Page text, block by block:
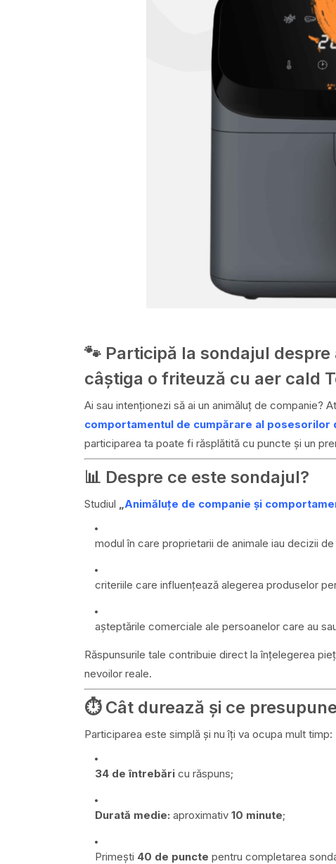
🐾 Participă la sondajul
câștiga o friteuză cu aer cald
Ai sau intenționezi să ai un animăluț de companie?
comportamentul de cumpărare al posesorilor
participarea ta poate fi răsplătită cu puncte și un
📊 Despre ce este sondajul?
Studiul „Animăluțe de companie și
modul în care proprietarii de animale iau decizii
criteriile care influențează alegerea produselor
așteptările comerciale ale persoanelor care au
Răspunsurile tale contribuie direct la înțelegerea
nevoilor reale.
⏱️ Cât durează și ce
Participarea este simplă și nu îți va ocupa mult timp:
34 de întrebăricu răspuns;
Durată medie: aproximativ 10 minute;
Primești 40 de puncte pentru completarea